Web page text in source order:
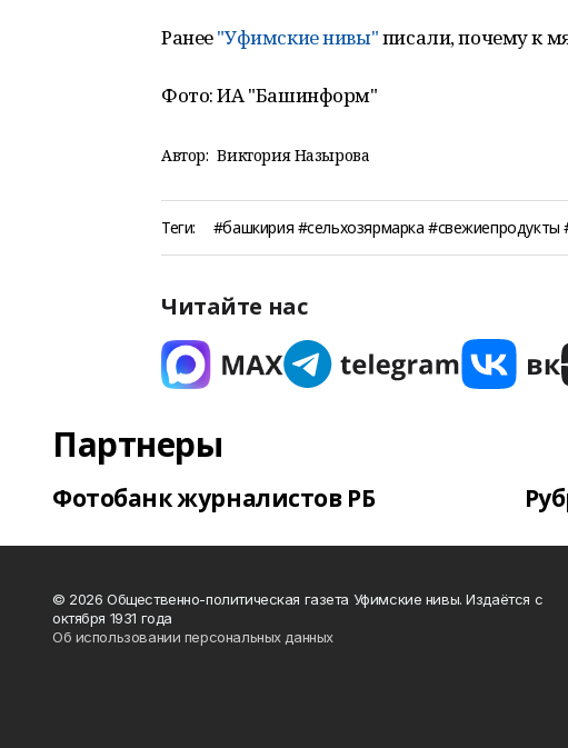
Ранее"Уфимские нивы"писали, почему к
Фото: ИА "Башинформ"
Автор: Виктория Назырова
Теги: #башкирия #сельхозярмарка
Читайте нас
Партнеры
Фотобанк журналистов РБ
© 2026 Общественно-политическая газета Уфимские нивы. Издаётся с
октября 1931 года
Об использовании персональных данных